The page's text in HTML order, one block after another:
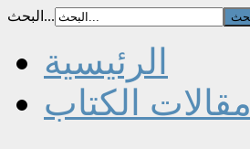
البحث...
الرئيسية
مقالات الكتاب